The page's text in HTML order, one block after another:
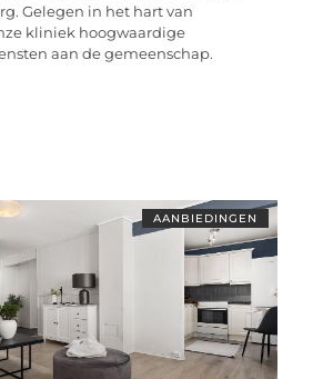
Gelegen in het hart van
kliniek hoogwaardige
aan de gemeenschap.
AANBIEDINGEN